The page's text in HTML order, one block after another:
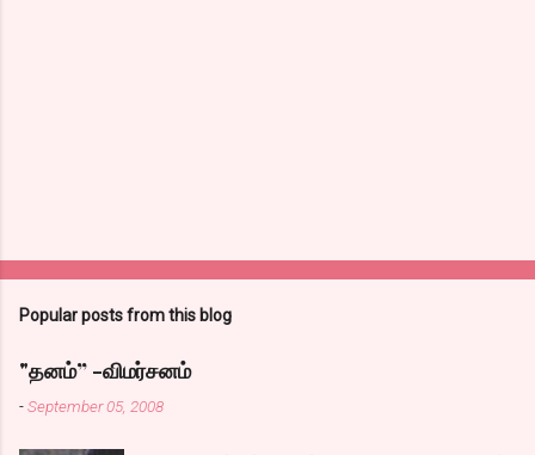
Popular posts from this blog
"தனம்” -விமர்சனம்
-September 05, 2008